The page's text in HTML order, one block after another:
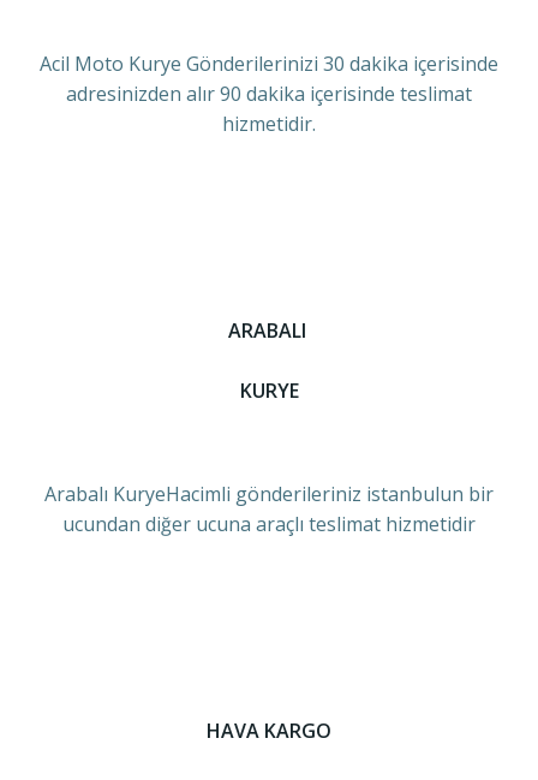
Acil Moto Kurye Gönderilerinizi 30 dakika içerisinde
adresinizden alır 90 dakika içerisinde teslimat
hizmetidir.
ARABALI
KURYE
Arabalı KuryeHacimli gönderileriniz istanbulun bir
ucundan diğer ucuna araçlı teslimat hizmetidir
HAVA KARGO